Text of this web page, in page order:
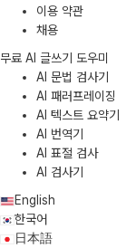
이용 약관
채용
무료 AI 글쓰기 도우미
AI 문법 검사기
AI 패러프레이징
AI 텍스트 요약기
AI 번역기
AI 표절 검사
AI 검사기
English
한국어
日本語